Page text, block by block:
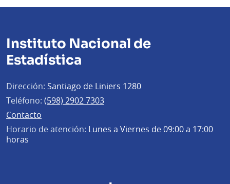
Instituto Nacional de
Estadística
Dirección: Santiago de Liniers 1280
Teléfono: (598) 2902 7303
Contacto
Horario de atención: Lunes a Viernes de 09:00 a 17:00
horas